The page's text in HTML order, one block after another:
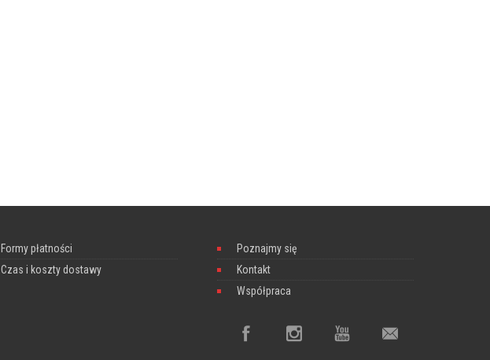
Formy płatności
Czas i koszty dostawy
Poznajmy się
Kontakt
Współpraca